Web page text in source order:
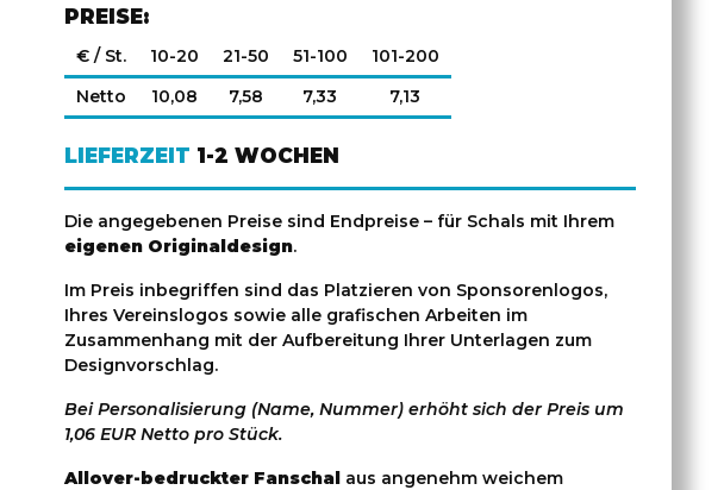
PREISE:
€ / St. 10-20 21-50 51-100
101-200
Netto
10,08 7,58 7,33 7,13
LIEFERZEIT 1-2 WOCHEN
Die angegebenen Preise sind Endpreise – für Schals mit Ihrem
eigenen Originaldesign.
Im Preis inbegriffen sind das Platzieren von Sponsorenlogos,
Ihres Vereinslogos sowie alle grafischen Arbeiten im
Zusammenhang mit der Aufbereitung Ihrer Unterlagen zum
Designvorschlag.
Bei Personalisierung (Name, Nummer) erhöht sich der Preis um
1,06 EUR Netto pro Stück.
Allover-bedruckter Fanschalaus angenehm weichem